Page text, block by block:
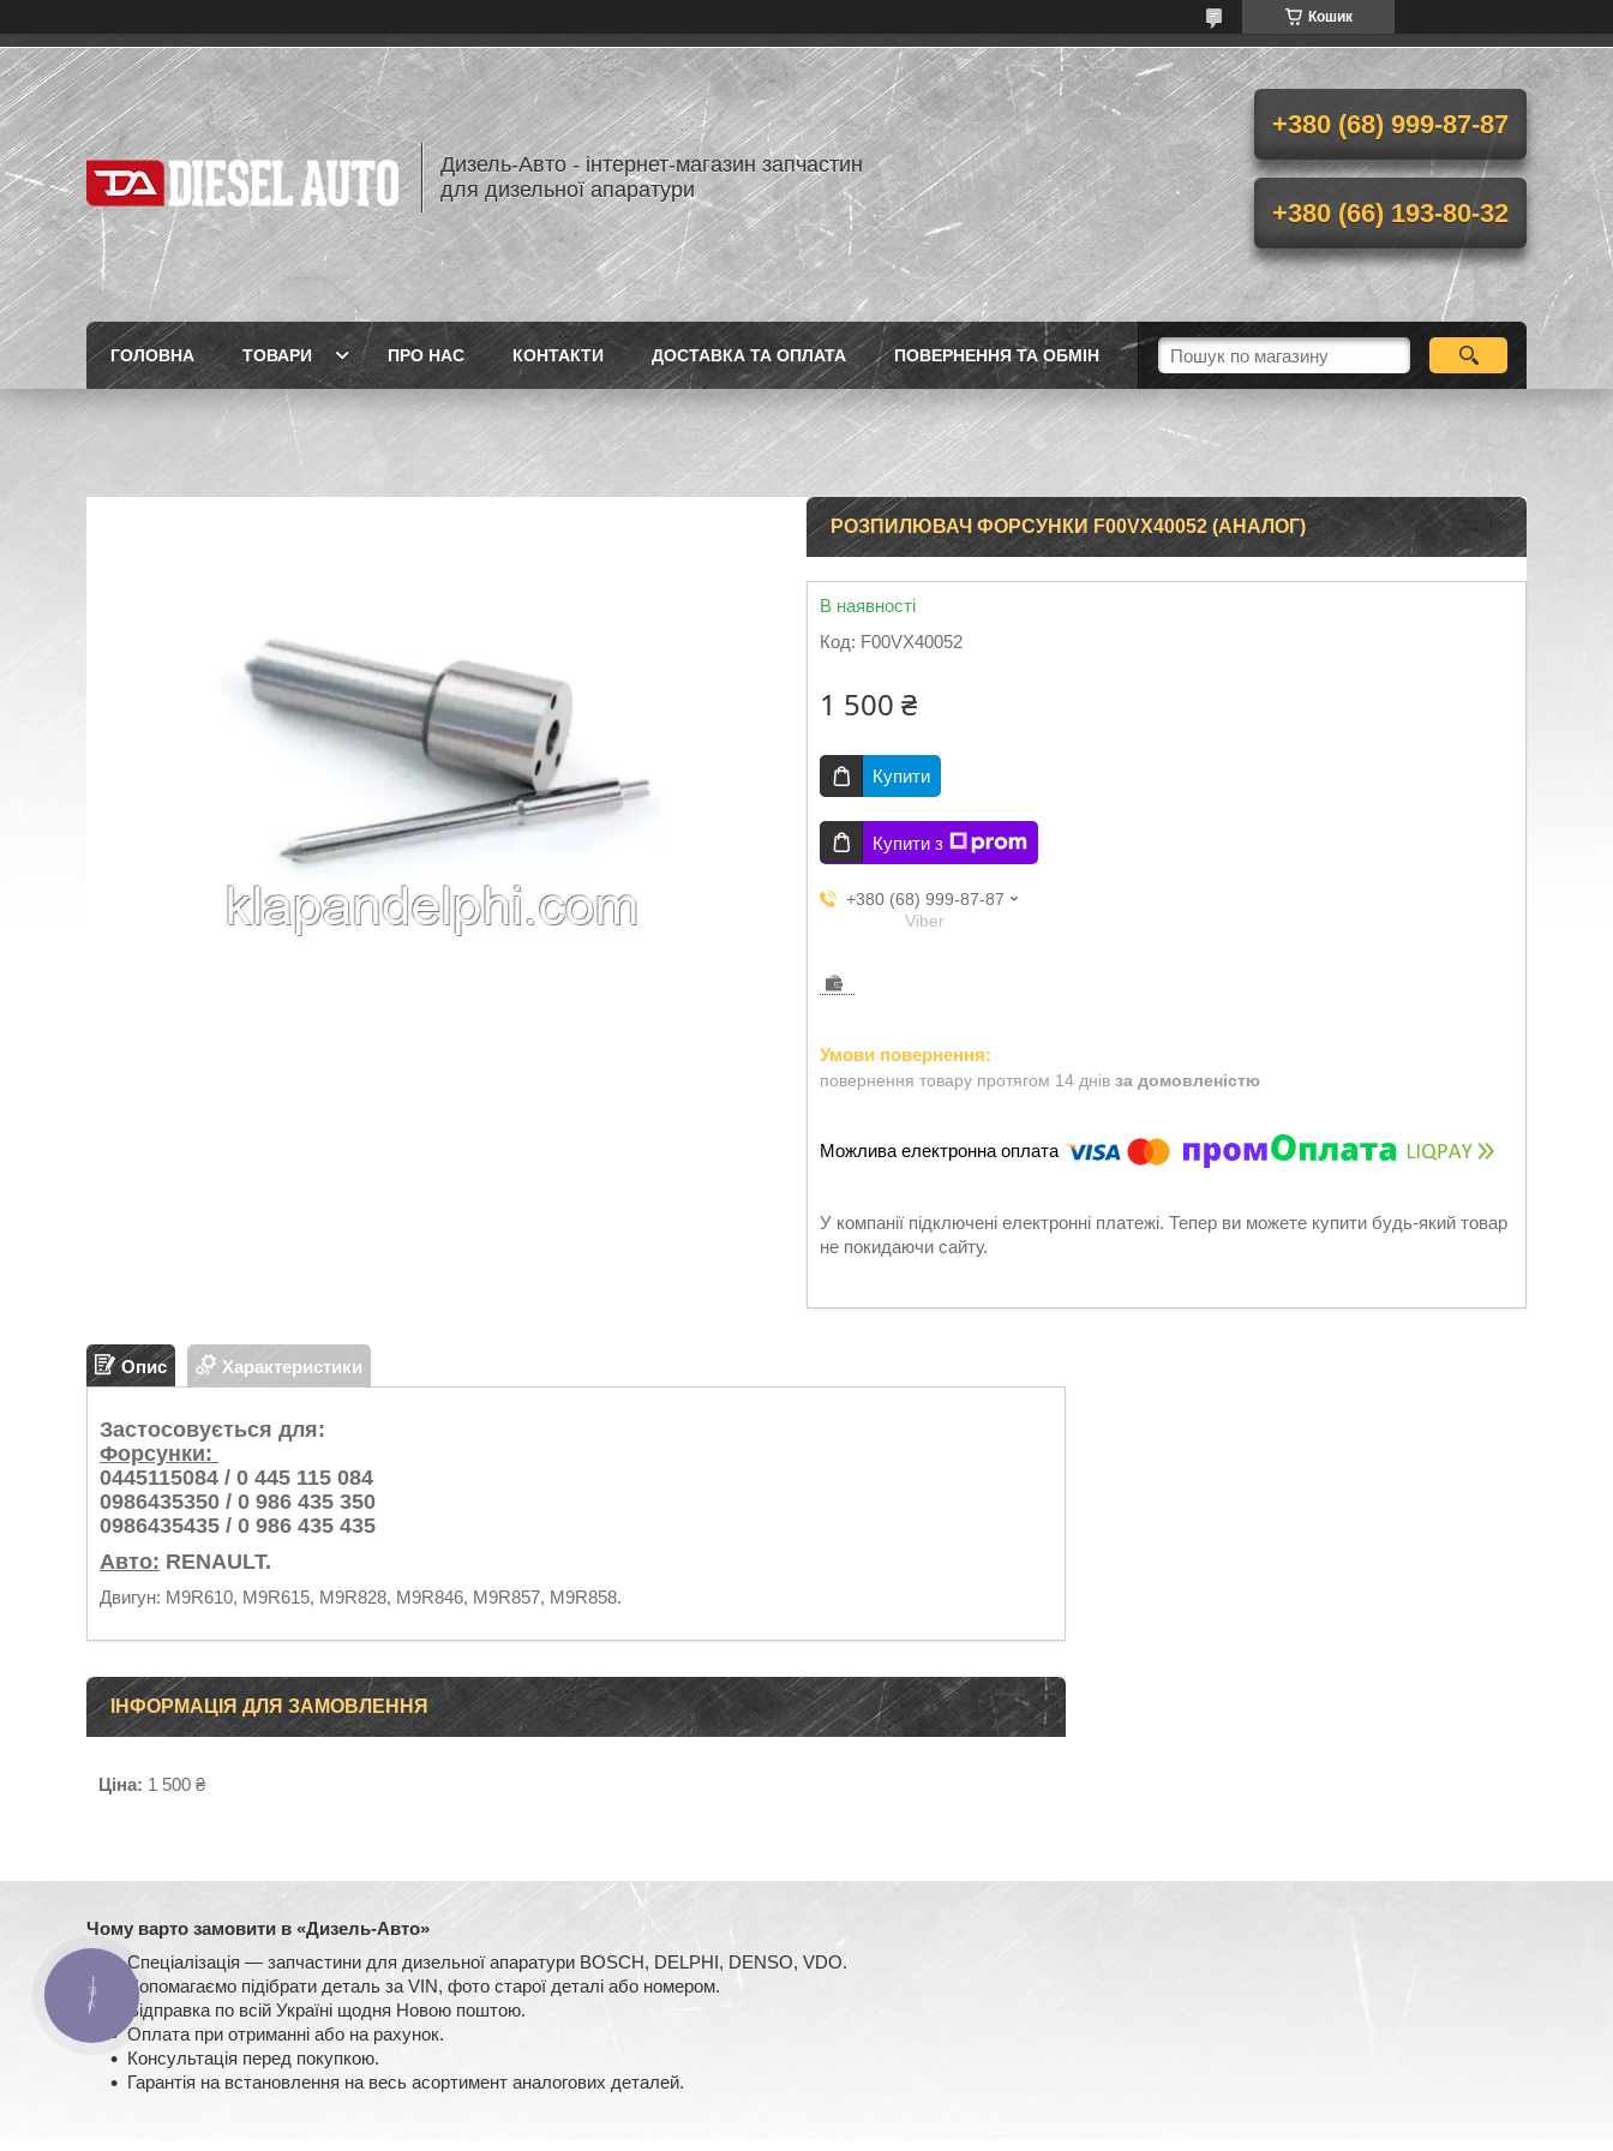
Кошик
Дизель-Авто - інтернет-магазин запчастин
для дизельної апаратури
+380 (68) 999-87-87
+380 (66) 193-80-32
ГОЛОВНА ТОВАРИ ПРО НАС КОНТАКТИ ДОСТАВКА ТА ОПЛАТА ПОВЕРНЕННЯ ТА ОБМІН
РОЗПИЛЮВАЧ ФОРСУНКИ F00VX40052 (АНАЛОГ)
В наявності
Код: F00VX40052
1 500 ₴
Купити
Купити з
+380 (68) 999-87-87
Viber
повернення товару протягом 14 днів за домовленістю
У компанії підключені електронні платежі. Тепер ви можете купити будь-який товар
не покидаючи сайту.
Опис Характеристики
Застосовується для:
Форсунки:
0445115084 / 0 445 115 084
0986435350 / 0 986 435 350
0986435435 / 0 986 435 435
Авто: RENAULT.
Двигун: M9R610, M9R615, M9R828, M9R846, M9R857, M9R858.
ІНФОРМАЦІЯ ДЛЯ ЗАМОВЛЕННЯ
Ціна: 1 500 ₴
Чому варто замовити в «Дизель-Авто»
Спеціалізація — запчастини для дизельної апаратури BOSCH, DELPHI, DENSO, VDO.
Допомагаємо підібрати деталь за VIN, фото старої деталі або номером.
Відправка по всій Україні щодня Новою поштою.
Оплата при отриманні або на рахунок.
Консультація перед покупкою.
Гарантія на встановлення на весь асортимент аналогових деталей.
КНОПКА
ЗВ'ЯЗКУ